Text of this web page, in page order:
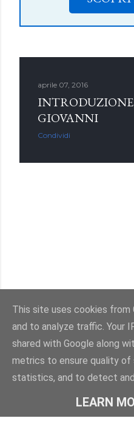
aprile 07, 2016
GIOVANNI
Condividi
Immagini dei
© Salvatore Di Dio 2013-
This site uses cookies
and to analyze traffic. Your
shared with Google along
metrics to ensure quality of
statistics, and to detect
LEARN